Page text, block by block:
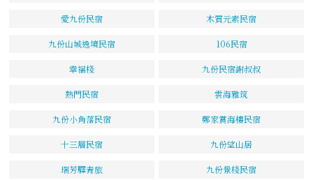
愛九份民宿 木質元素民宿
九份山城逸境民宿 106民宿
幸福棧 九份民宿謝叔叔
熱門民宿 雲海雅筑
九份小角落民宿 鄭家賞海樓民宿
十三層民宿 九份望山居
瑞芳驛青旅 九份景棧民宿